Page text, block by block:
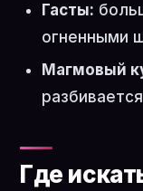
Гасты:
огненными
Магмовый
Где